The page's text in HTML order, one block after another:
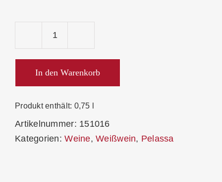
Vito"
Roero
Arneis
In den Warenkorb
Produkt enthält: 0,75 l
Artikelnummer: 151016
Kategorien:Weine,Weißwein, Pelassa